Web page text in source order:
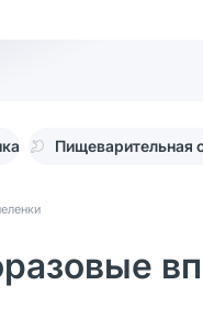
Пищеварительная